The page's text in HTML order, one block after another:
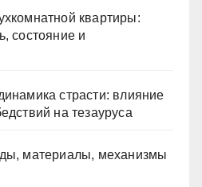
квартиры:
состояние и
страсти: влияние
на тезауруса
материалы, механизмы